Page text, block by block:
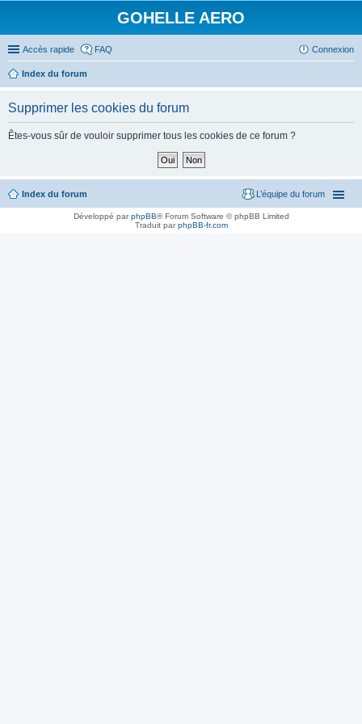
GOHELLE AERO
Accès rapide FAQ Connexion
Index du forum
Supprimer les cookies du forum
Êtes-vous sûr de vouloir supprimer tous les cookies de ce forum ?
Index du forum L’équipe du forum
Développé parphpBB® Forum Software © phpBB Limited
Traduit parphpBB-fr.com